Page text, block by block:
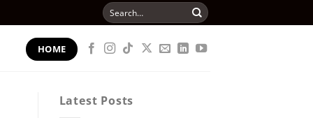
Search
for:
HOME
Latest Posts